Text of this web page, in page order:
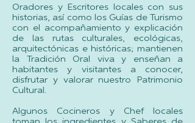
Oradores y Escritores locales con sus
historias, así como los Guías de Turismo
con el acompañamiento y explicación
de las rutas culturales, ecológicas,
arquitectónicas e históricas; mantienen
la Tradición Oral viva y enseñan a
habitantes y visitantes a conocer,
disfrutar y valorar nuestro Patrimonio
Cultural.
Algunos Cocineros y Chef locales